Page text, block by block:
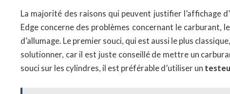
La majorité des raisons qui peuvent justifier l’affichage
Edge concerne des problèmes concernant le carburant,
d’allumage. Le premier souci, qui est aussi le plus
solutionner, car il est juste conseillé de mettre un
souci sur les cylindres, il est préférable d’utiliser un